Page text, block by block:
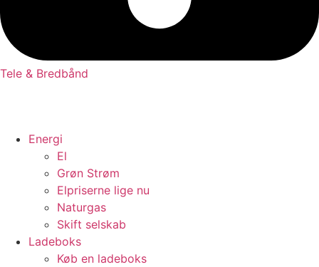
Tele & Bredbånd
Energi
El
Grøn Strøm
Elpriserne lige nu
Naturgas
Skift selskab
Ladeboks
Køb en ladeboks